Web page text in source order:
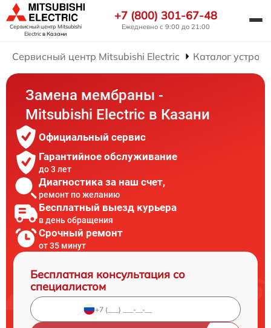
Сервисный центр Mitsubishi
Electricв Казани
+7 (800) 301-67-48
Ежедневно с 9:00 до 21:00
Сервисный центр Mitsubishi Electric Каталог
Замена мембраны -
Mitsubishi Electric в Казани
Официальный сервис
Гарантийное обслуживание
до 3 лет
Диагностика за наш счет,
ремонт по желанию
Бесплатный выезд курьера
в день обращения
Срочный ремонт
от 35 минут
Бесплатная консультация со
специалистом